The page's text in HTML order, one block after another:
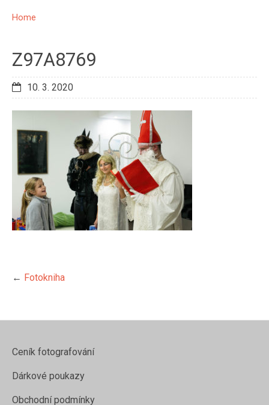
Home
Z97A8769
10. 3. 2020
← Fotokniha
Ceník fotografování
Dárkové poukazy
Obchodní podmínky